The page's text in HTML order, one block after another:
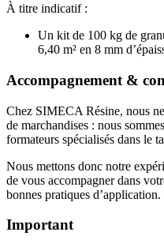
À titre indicatif :
Un kit de 100 kg de
6,40 m² en 8 mm
Accompagnement &
Chez SIMECA Résine, nous
de marchandises : nous
formateurs spécialisés dans le
Nous mettons donc notre
de vous accompagner dans
bonnes pratiques d’application.
Important